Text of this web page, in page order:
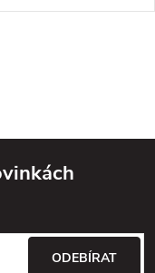
ODEBÍRAT